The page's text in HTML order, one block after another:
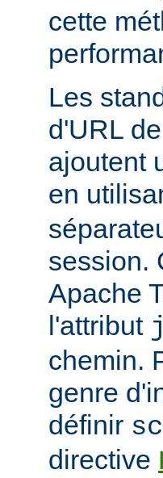
cette
Les
d'URL
ajoutent
en
session.
Apache
l'attribut
chemin.
genre
définir
directive